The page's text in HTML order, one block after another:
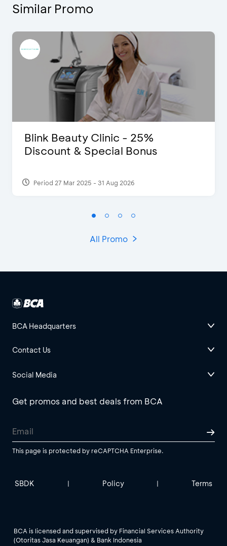
Similar Promo
Blink Beauty Clinic - 25%
Discount & Special Bonus
Period 27 Mar 2025 - 31 Aug 2026
All Promo
BCA Headquarters
Contact Us
Social Media
Get promos and best deals from BCA
This page is protected by reCAPTCHA Enterprise.
SBDK | Policy | Terms
BCA is licensed and supervised by Financial Services Authority
(Otoritas Jasa Keuangan) & Bank Indonesia